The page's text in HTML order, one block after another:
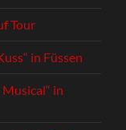
Tour
in Füssen
in